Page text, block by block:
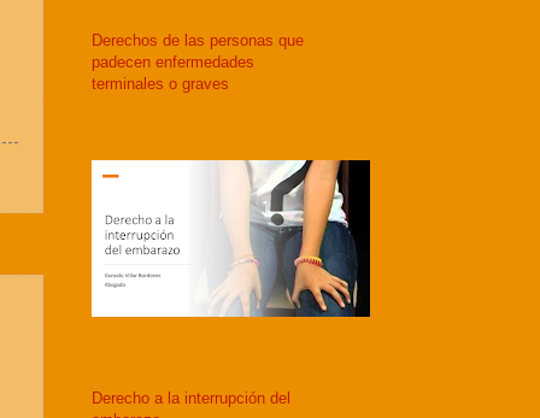
Derechos de las personas que
padecen enfermedades
terminales o graves
Derecho a la interrupción del